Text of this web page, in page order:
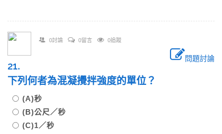
0討論 0留言 0追蹤
問題討論
21.
下列何者為混凝攪拌強度的單位？
(A)秒
(B)公尺／秒
(C)1／秒